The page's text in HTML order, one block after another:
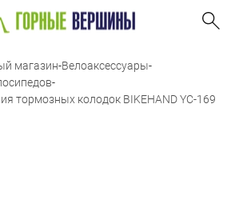
магазин-Велоаксессуары-
-
тормозных колодок BIKEHAND YC-169